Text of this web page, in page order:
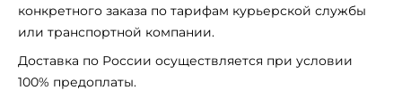
конкретного заказа по тарифам курьерской службы
или транспортной компании.
Доставка по России осуществляется при условии
100% предоплаты.